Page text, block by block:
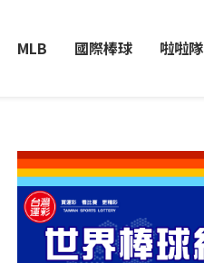
MLB 國際棒球 啦啦隊